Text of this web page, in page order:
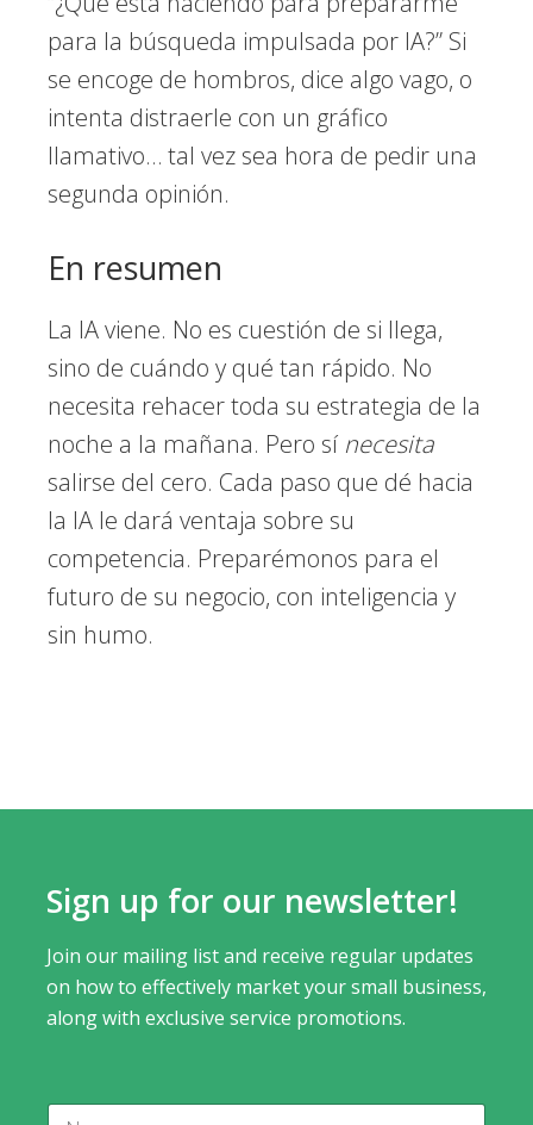
para la búsqueda impulsada por IA?” Si
se encoge de hombros, dice algo vago, o
intenta distraerle con un gráfico
llamativo… tal vez sea hora de pedir una
segunda opinión.
En resumen
La IA viene. No es cuestión de si llega,
sino de cuándo y qué tan rápido. No
necesita rehacer toda su estrategia de la
noche a la mañana. Pero sí necesita
salirse del cero. Cada paso que dé hacia
la IA le dará ventaja sobre su
competencia. Preparémonos para el
futuro de su negocio, con inteligencia y
sin humo.
Sign up for our newsletter!
Join our mailing list and receive regular updates
on how to effectively market your small business,
along with exclusive service promotions.
N